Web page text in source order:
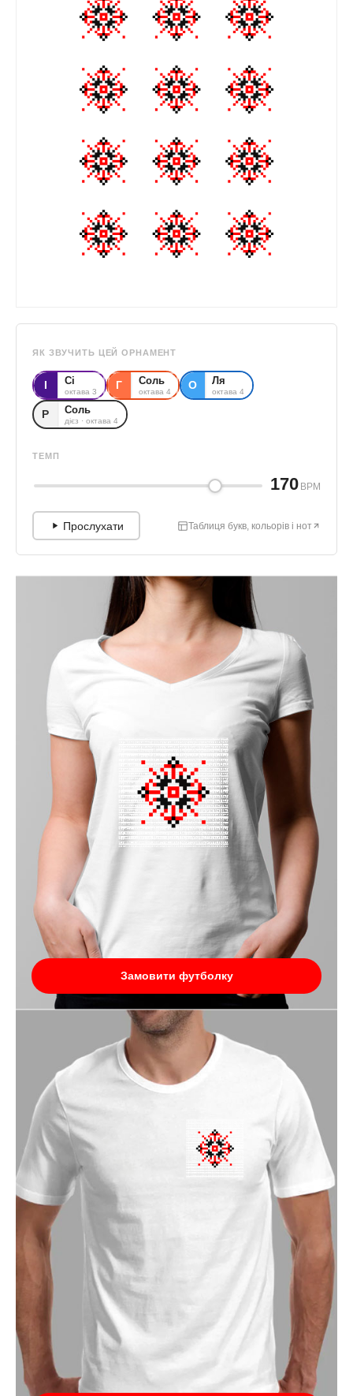
Замовити футболку
ЯК ЗВУЧИТЬ ЦЕЙ ОРНАМЕНТ
І Сі
октава 3 Г Соль
октава 4 О Ля
октава 4
Р Соль
дієз · октава 4
ТЕМП
170 BPM
Прослухати Таблиця букв, кольорів і нот